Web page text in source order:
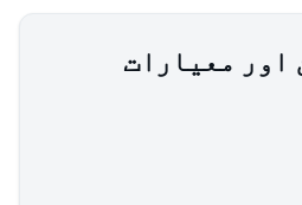
اور معیارات